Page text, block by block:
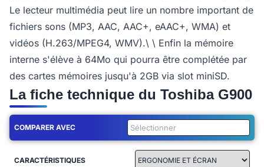
Le lecteur multimédia peut lire un nombre important de
fichiers sons (MP3, AAC, AAC+, eAAC+, WMA) et
vidéos (H.263/MPEG4, WMV).\ \ Enfin la mémoire
interne s'élève à 64Mo qui pourra être complétée par
des cartes mémoires jusqu'à 2GB via slot miniSD.
La fiche technique du Toshiba G900
COMPARER AVEC
CARACTÉRISTIQUES